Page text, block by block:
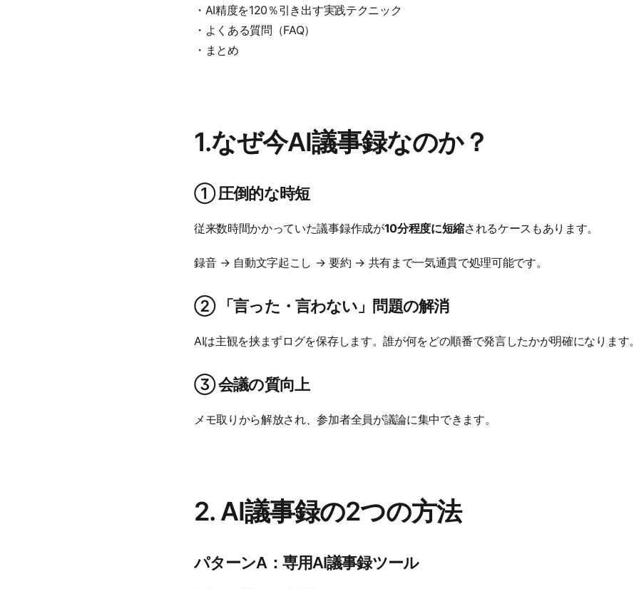
・AI精度を120％引き出す実践テクニック
・よくある質問（FAQ）
・まとめ
1.なぜ今AI議事録なのか？
① 圧倒的な時短
従来数時間かかっていた議事録作成が10分程度に短縮されるケースもあります。
録音 → 自動文字起こし → 要約 → 共有まで一気通貫で処理可能です。
② 「言った・言わない」問題の解消
AIは主観を挟まずログを保存します。誰が何をどの順番で発言したかが明確になります
③ 会議の質向上
メモ取りから解放され、参加者全員が議論に集中できます。
2. AI議事録の2つの方法
パターンA：専用AI議事録ツール